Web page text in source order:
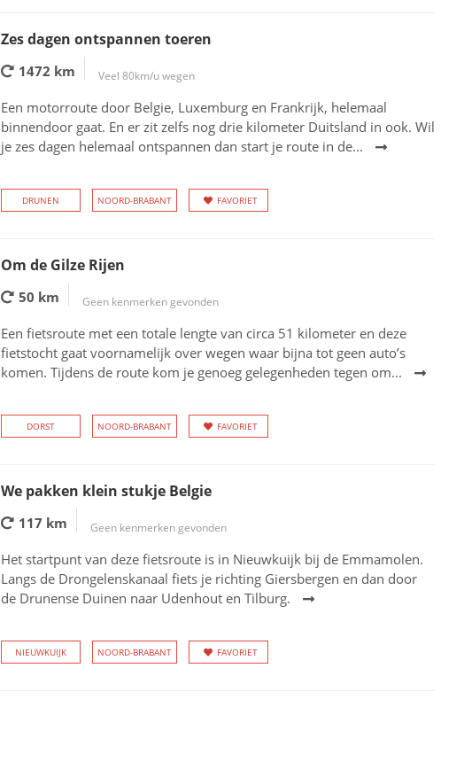
Zes dagen ontspannen toeren
1472 km Veel 80km/u wegen
Een motorroute door Belgie, Luxemburg en Frankrijk, helemaal
binnendoor gaat. En er zit zelfs nog drie kilometer Duitsland in ook. Wil
je zes dagen helemaal ontspannen dan start je route in de...
DRUNEN NOORD-BRABANT FAVORIET
Om de Gilze Rijen
50 km Geen kenmerken gevonden
Een fietsroute met een totale lengte van circa 51 kilometer en deze
fietstocht gaat voornamelijk over wegen waar bijna tot geen auto’s
komen. Tijdens de route kom je genoeg gelegenheden tegen om...
DORST NOORD-BRABANT FAVORIET
We pakken klein stukje Belgie
117 km Geen kenmerken gevonden
Het startpunt van deze fietsroute is in Nieuwkuijk bij de Emmamolen.
Langs de Drongelenskanaal fiets je richting Giersbergen en dan door
de Drunense Duinen naar Udenhout en Tilburg.
NIEUWKUIJK NOORD-BRABANT FAVORIET